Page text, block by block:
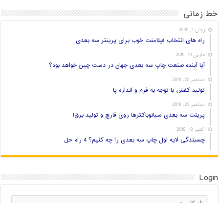
خط زمانی
ژوئن 7, 2020
راه های انتخاب فیلامنت خوب برای پرینتر سه بعدی
مارس 10, 2019
آیا آینده صنعت چاپ سه بعدی جهان در دست چین خواهد بود؟
دسامبر 23, 2018
تولید کفش با توجه به فرم و اندازه پا
دسامبر 23, 2018
پرینت سه بعدی سیانوباکترها روی قارچ و تولید برق!
اکتبر 18, 2018
چسبندگی لایه اول چاپ سه بعدی را چه کنیم؟ 4 راه حل
Login